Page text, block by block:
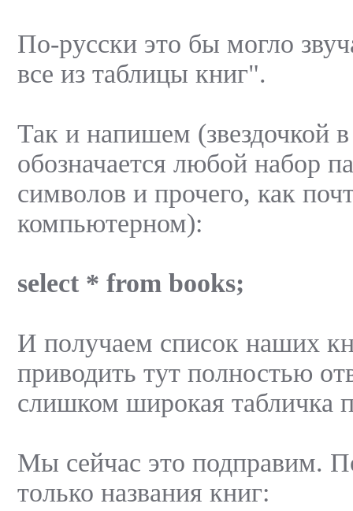
По-русски это бы могло
все из таблицы книг".
Так и напишем (звездочкой
обозначается любой набор
символов и прочего, как
компьютерном):
select * from books;
И получаем список наших
приводить тут полностью
слишком широкая табличка
Мы сейчас это подправим.
только названия книг: